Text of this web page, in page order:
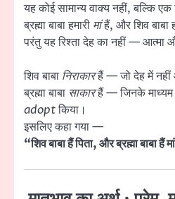
यह कोई सामान्य वाक्य नहीं, बल्कि एक
ब्रह्मा बाबा हमारी मांहैं, और शिव बाबा
परंतु यह रिश्ता देह का नहीं — आत्मा
शिव बाबा निराकारहैं — जो देह में
ब्रह्मा बाबा साकारहैं — जिनके माध्यम
adoptकिया।
इसलिए कहा गया —
“शिव बाबा हैं पिता, और ब्रह्मा बाबा हैं